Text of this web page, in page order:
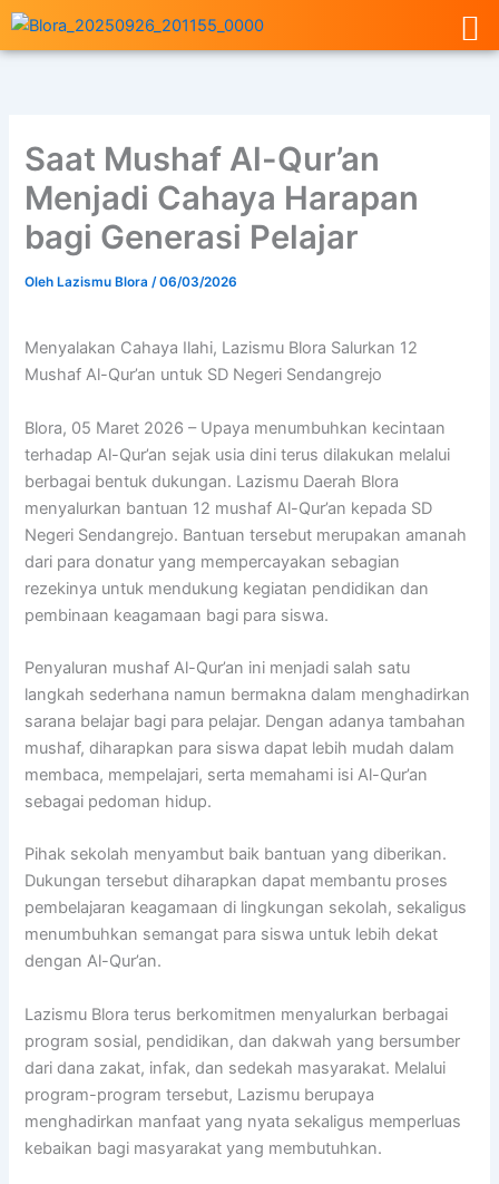
Lewati
Saat Mushaf Al-Qur’an
Menjadi Cahaya Harapan
bagi Generasi Pelajar
Oleh Lazismu Blora/06/03/2026
Menyalakan Cahaya Ilahi, Lazismu Blora Salurkan 12
Mushaf Al-Qur’an untuk SD Negeri Sendangrejo
Blora, 05 Maret 2026 – Upaya menumbuhkan kecintaan
terhadap Al-Qur’an sejak usia dini terus dilakukan melalui
berbagai bentuk dukungan. Lazismu Daerah Blora
menyalurkan bantuan 12 mushaf Al-Qur’an kepada SD
Negeri Sendangrejo. Bantuan tersebut merupakan amanah
dari para donatur yang mempercayakan sebagian
rezekinya untuk mendukung kegiatan pendidikan dan
pembinaan keagamaan bagi para siswa.
Penyaluran mushaf Al-Qur’an ini menjadi salah satu
langkah sederhana namun bermakna dalam menghadirkan
sarana belajar bagi para pelajar. Dengan adanya tambahan
mushaf, diharapkan para siswa dapat lebih mudah dalam
membaca, mempelajari, serta memahami isi Al-Qur’an
sebagai pedoman hidup.
Pihak sekolah menyambut baik bantuan yang diberikan.
Dukungan tersebut diharapkan dapat membantu proses
pembelajaran keagamaan di lingkungan sekolah, sekaligus
menumbuhkan semangat para siswa untuk lebih dekat
dengan Al-Qur’an.
Lazismu Blora terus berkomitmen menyalurkan berbagai
program sosial, pendidikan, dan dakwah yang bersumber
dari dana zakat, infak, dan sedekah masyarakat. Melalui
program-program tersebut, Lazismu berupaya
menghadirkan manfaat yang nyata sekaligus memperluas
kebaikan bagi masyarakat yang membutuhkan.